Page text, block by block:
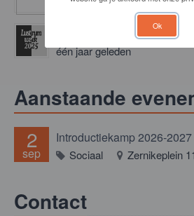
één jaar geleden
💛 Lustrumweek 2025 💜
één jaar geleden
Aanstaande
2
sep
Introductiekamp 2026-2027
Sociaal Zernikeplein 11
Contact
Ok